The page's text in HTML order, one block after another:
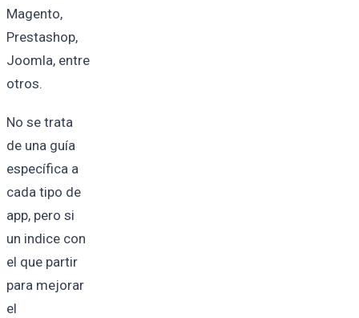
Magento,
Prestashop,
Joomla, entre
otros.
No se trata
de una guía
específica a
cada tipo de
app, pero si
un indice con
el que partir
para mejorar
el